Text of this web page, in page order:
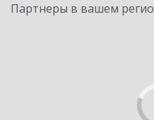
Партнеры в вашем